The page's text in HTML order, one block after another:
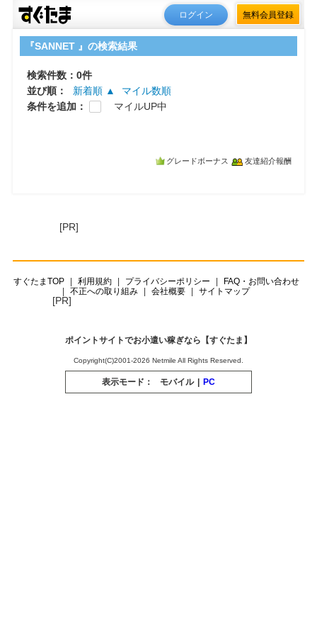
ログイン 無料会員登録
『SANNET 』の検索結果
検索件数：0件
並び順：
新着順 ▲
マイル数順
条件を追加：
マイルUP中
グレードボーナス 友達紹介報酬
[PR]
すぐたまTOP 利用規約 プライバシーポリシー
FAQ・お問い合わせ
不正への取り組み
会社概要 サイトマップ
[PR]
ポイントサイトでお小遣い稼ぎなら【すぐたま】
Copyright(C)2001-2026 Netmile All Rights Reserved.
表示モード： モバイル PC